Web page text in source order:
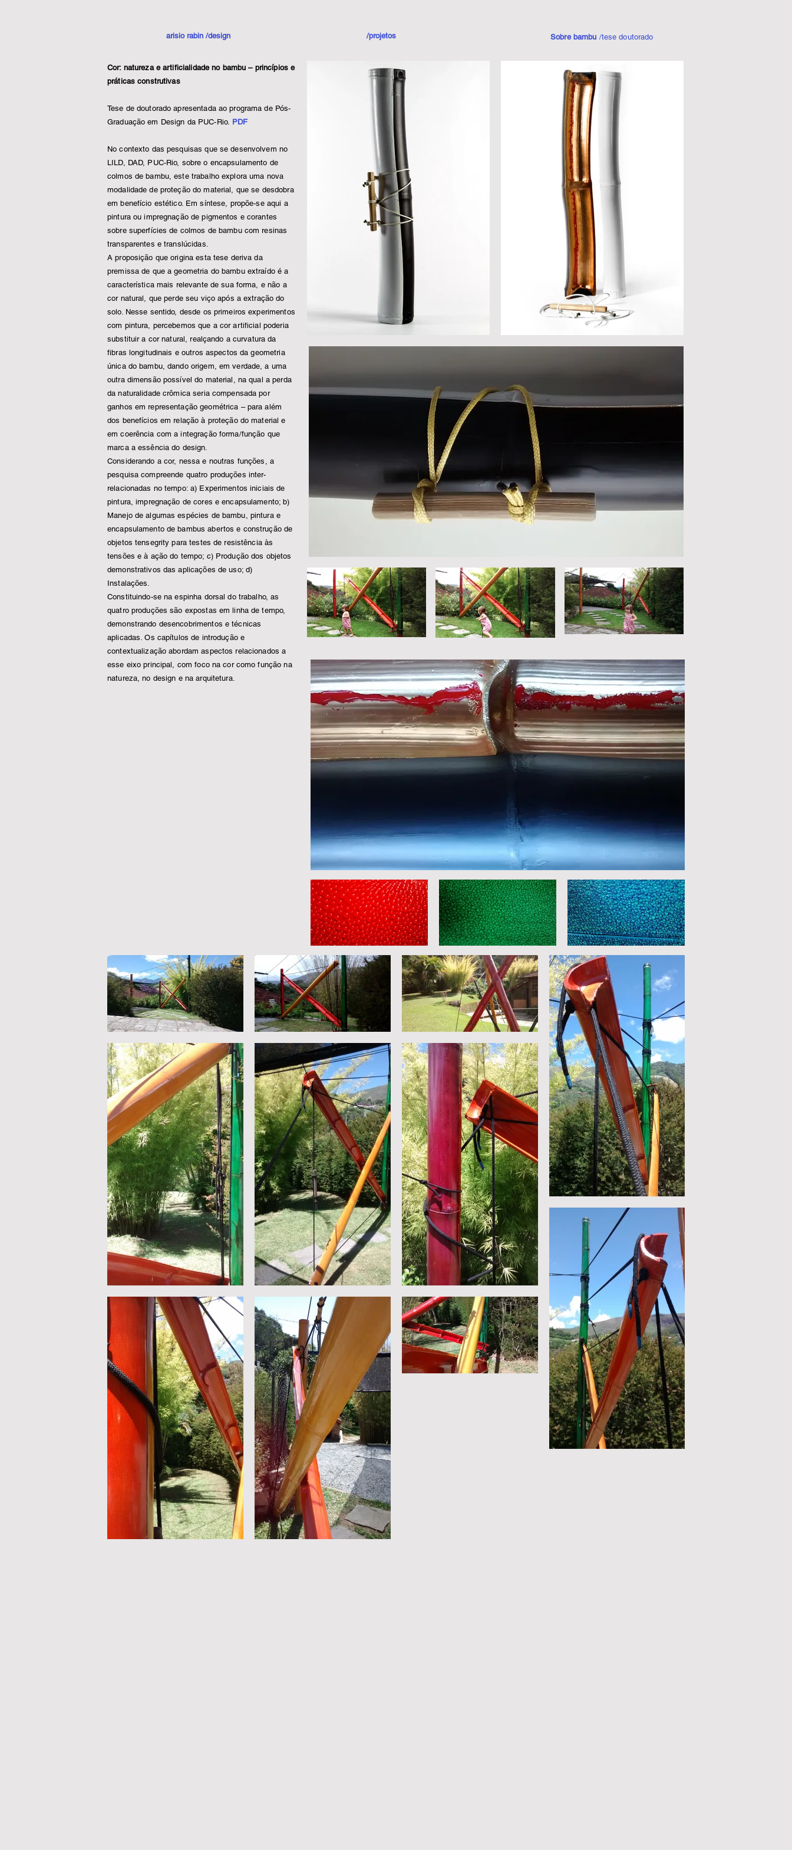
arisio rabin /design
Cor: natureza e artificialidade no bambu – princípios e
práticas construtivas
Tese de doutorado apresentada ao programa de Pós-
Graduação em Design da PUC-Rio. PDF
No contexto das pesquisas que se desenvolvem no
LILD, DAD, PUC-Rio, sobre o encapsulamento de
colmos de bambu, este trabalho explora uma nova
modalidade de proteção do material, que se desdobra
em benefício estético. Em síntese, propõe-se aqui a
pintura ou impregnação de pigmentos e corantes
sobre superfícies de colmos de bambu com resinas
transparentes e translúcidas.
A proposição que origina esta tese deriva da
premissa de que a geometria do bambu extraído é a
característica mais relevante de sua forma, e não a
cor natural, que perde seu viço após a extração do
solo. Nesse sentido, desde os primeiros experimentos
com pintura, percebemos que a cor artificial poderia
substituir a cor natural, realçando a curvatura da
fibras longitudinais e outros aspectos da geometria
única do bambu, dando origem, em verdade, a uma
outra dimensão possível do material, na qual a perda
da naturalidade crômica seria compensada por
ganhos em representação geométrica – para além
dos benefícios em relação à proteção do material e
em coerência com a integração forma/função que
marca a essência do design.
Considerando a cor, nessa e noutras funções, a
pesquisa compreende quatro produções inter-
relacionadas no tempo: a) Experimentos iniciais de
pintura, impregnação de cores e encapsulamento; b)
Manejo de algumas espécies de bambu, pintura e
encapsulamento de bambus abertos e construção de
objetos tensegrity para testes de resistência às
tensões e à ação do tempo; c) Produção dos objetos
demonstrativos das aplicações de uso; d)
Instalações.
Constituindo-se na espinha dorsal do trabalho, as
quatro produções são expostas em linha de tempo,
demonstrando desencobrimentos e técnicas
aplicadas. Os capítulos de introdução e
contextualização abordam aspectos relacionados a
esse eixo principal, com foco na cor como função na
natureza, no design e na arquitetura.
/projetos Sobre bambu /tese doutorado